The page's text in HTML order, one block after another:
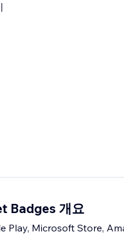
Badges 개요
Play, Microsoft Store,